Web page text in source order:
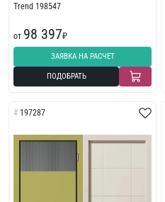
Trend 198547
от 98 397₽
ЗАЯВКА НА РАСЧЕТ
ПОДОБРАТЬ
197287